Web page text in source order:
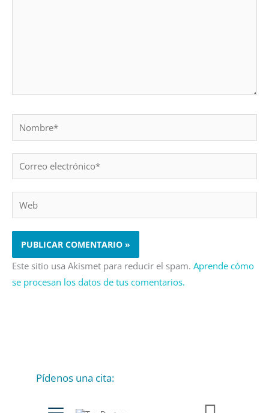
Nombre*
Correo
electrónico*
Web
Este sitio usa Akismet para reducir el spam. Aprende cómo
se procesan los datos de tus comentarios.
Pídenos una cita:
C